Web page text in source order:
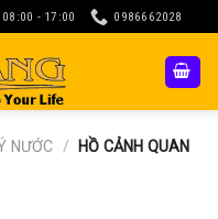
08:00 - 17:00 0986662028
NƯỚC / HỒ CẢNH QUAN